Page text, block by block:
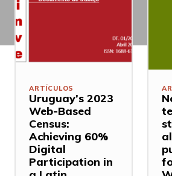
ARTÍCULOS
Uruguay’s 2023
Web-Based
Census:
Achieving 60%
Digital
Participation in